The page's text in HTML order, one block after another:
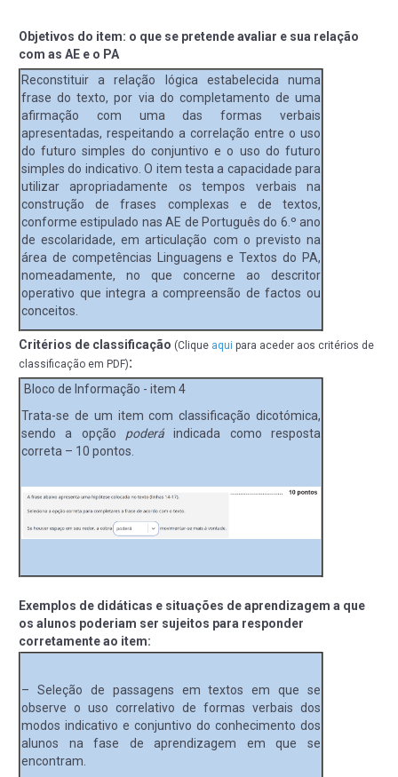
Objetivos do item: o que se pretende avaliar e sua relação
com as AE e o PA
Reconstituir a relação lógica estabelecida numa
frase do texto, por via do completamento de uma
afirmação com uma das formas verbais
apresentadas, respeitando a correlação entre o uso
do futuro simples do conjuntivo e o uso do futuro
simples do indicativo. O item testa a capacidade para
utilizar apropriadamente os tempos verbais na
construção de frases complexas e de textos,
conforme estipulado nas AE de Português do 6.º ano
de escolaridade, em articulação com o previsto na
área de competências Linguagens e Textos do PA,
nomeadamente, no que concerne ao descritor
operativo que integra a compreensão de factos ou
conceitos.
Critérios de classificação (Clique aqui para aceder aos critérios de
classificação em PDF):
Bloco de Informação - item 4
Trata-se de um item com classificação dicotómica,
sendo a opção poderáindicada como resposta
correta – 10 pontos.
Exemplos de didáticas e situações de aprendizagem a que
os alunos poderiam ser sujeitos para responder
corretamente ao item:
– Seleção de passagens em textos em que se
observe o uso correlativo de formas verbais dos
modos indicativo e conjuntivo do conhecimento dos
alunos na fase de aprendizagem em que se
encontram.